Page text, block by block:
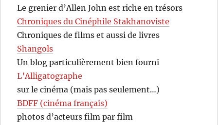
Le grenier d’Allen John est riche en trésors
Chroniques du Cinéphile Stakhanoviste
Chroniques de films et aussi de livres
Shangols
Un blog particulièrement bien fourni
L’Alligatographe
sur le cinéma (mais pas seulement…)
BDFF (cinéma français)
photos d’acteurs film par film